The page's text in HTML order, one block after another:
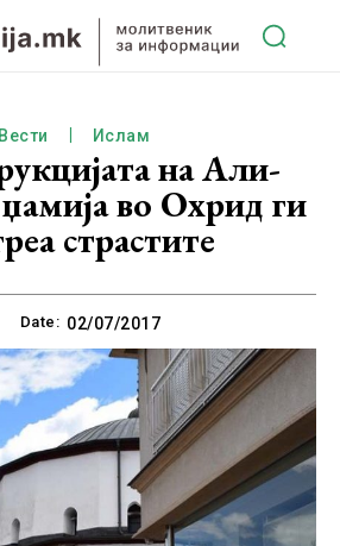
Вести Ислам
на Али-
во Охрид ги
страстите
Date: 02/07/2017